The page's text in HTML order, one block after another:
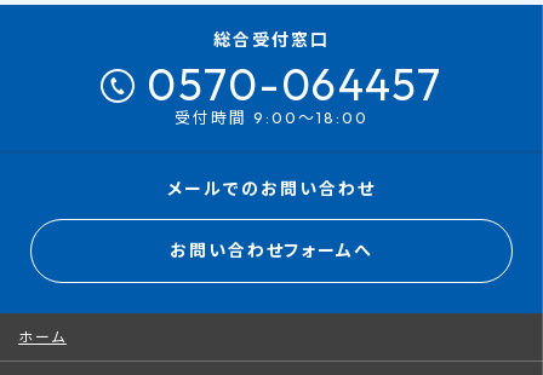
総合受付窓口
0570-064457
受付時間 9:00～18:00
メールでのお問い合わせ
お問い合わせフォームへ
ホーム